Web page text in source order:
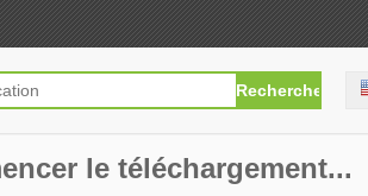
le téléchargement...